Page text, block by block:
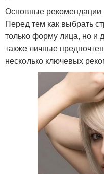
Основные рекомендации
Перед тем как выбрать
только форму лица, но и
также личные
несколько ключевых